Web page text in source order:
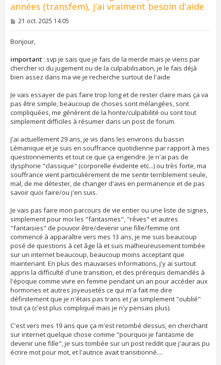
années (transfem), j'ai vraiment besoin d'aide
M
s
e
21 oct. 2025 14:05
Bonjour,
important : svp je sais que je fais de la merde mais je viens par
chercher ici du jugement ou de la culpabilisation, je le fais déjà
bien assez dans ma vie je recherche surtout de l'aide
Je vais essayer de pas faire trop long et de rester claire mais ça va
pas être simple, beaucoup de choses sont mélangées, sont
compliquées, me génèrent de la honte/culpabilité ou sont tout
simplement difficiles à résumer dans un post de forum.
J'ai actuellement 29 ans, je vis dans les environs du bassin
Lémanique et je suis en souffrance quotidienne par rapport à mes
questionnements et tout ce que ça engendre. Je n'ai pas de
dysphorie "classique" (corporelle évidente etc...) ou très forte, ma
souffrance vient particulièrement de me sentir terriblement seule,
mal, de me détester, de changer d'avis en permanence et de pas
savoir quoi faire/ou j'en suis.
Je vais pas faire mon parcours de vie entier ou une liste de signes,
simplement pour moi les "fantasmes", "rêves" et autres
"fantaisies" de pouvoir être/devenir une fille/femme ont
commencé à apparaître vers mes 13 ans, je me suis beaucoup
posé de questions à cet âge là et suis malheureusement tombée
sur un internet beaucoup, beaucoup moins acceptant que
maintenant. En plus des mauvaises informations, j'y ai surtout
appris la difficulté d'une transition, et des prérequis demandés à
l'époque comme vivre en femme pendant un an pour accéder aux
hormones et autres joyeusetés ce qui m'a fait me dire
définitement que je n'étais pas trans et j'ai simplement "oublié"
tout ça (c'est plus compliqué mais je n'y pensais plus).
C'est vers mes 19 ans que ça m'est retombé dessus, en cherchant
sur internet quelque chose comme "pourquoi je fantasme de
devenir une fille", je suis tombée sur un post reddit que j'aurais pu
écrire mot pour mot, et l'autrice avait transitionné....